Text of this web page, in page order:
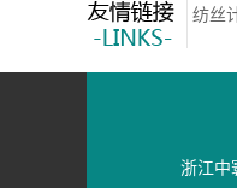
纺丝
浙江中